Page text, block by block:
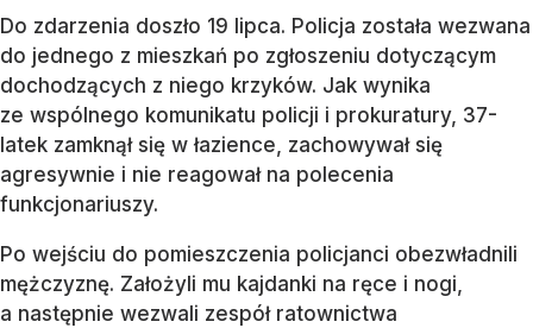
Do zdarzenia doszło 19 lipca. Policja została wezwana
do jednego z mieszkań po zgłoszeniu dotyczącym
dochodzących z niego krzyków. Jak wynika
ze wspólnego komunikatu policji i prokuratury, 37-
latek zamknął się w łazience, zachowywał się
agresywnie i nie reagował na polecenia
funkcjonariuszy.
Po wejściu do pomieszczenia policjanci obezwładnili
mężczyznę. Założyli mu kajdanki na ręce i nogi,
a następnie wezwali zespół ratownictwa